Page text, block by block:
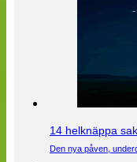
14 helknäppa
Den nya påven,